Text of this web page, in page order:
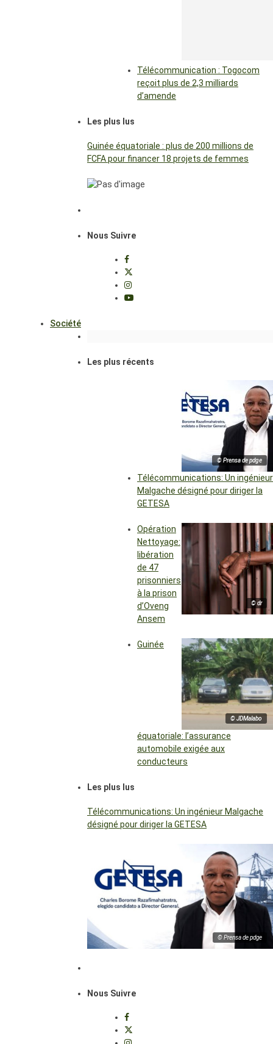
Télécommunication : Togocom
reçoit plus de 2,3 milliards
d’amende
Les plus lus
Guinée équatoriale : plus de 200 millions de
FCFA pour financer 18 projets de femmes
Nous Suivre
Société
Les plus récents
© Prensa de pdge
Télécommunications: Un ingénieur
Malgache désigné pour diriger la
GETESA
© dr
Opération
Nettoyage:
libération
de 47
prisonniers
à la prison
d’Oveng
Ansem
© JDMalabo
Guinée
équatoriale: l’assurance
automobile exigée aux
conducteurs
Les plus lus
Télécommunications: Un ingénieur Malgache
désigné pour diriger la GETESA
© Prensa de pdge
Nous Suivre